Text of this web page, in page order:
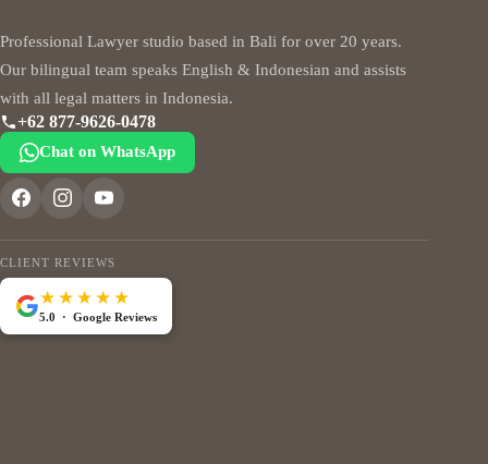
Professional Lawyer studio based in Bali for over 20 years.
Our bilingual team speaks English & Indonesian and assists
with all legal matters in Indonesia.
+62 877-9626-0478
Chat on WhatsApp
CLIENT REVIEWS
★★★★★
5.0 · Google Reviews